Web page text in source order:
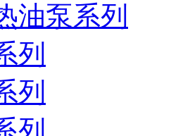
油泵系列
列
列